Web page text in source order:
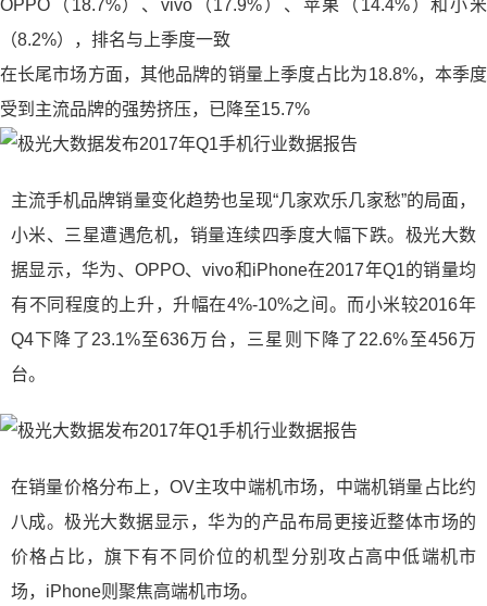
OPPO（18.7%）、vivo（17.9%）、苹果（14.4%）和小米
（8.2%），排名与上季度一致
在长尾市场方面，其他品牌的销量上季度占比为18.8%，本季度
受到主流品牌的强势挤压，已降至15.7%
主流手机品牌销量变化趋势也呈现“几家欢乐几家愁”的局面，
小米、三星遭遇危机，销量连续四季度大幅下跌。极光大数
据显示，华为、OPPO、vivo和iPhone在2017年Q1的销量均
有不同程度的上升，升幅在4%-10%之间。而小米较2016年
Q4下降了23.1%至636万台，三星则下降了22.6%至456万
台。
在销量价格分布上，OV主攻中端机市场，中端机销量占比约
八成。极光大数据显示，华为的产品布局更接近整体市场的
价格占比，旗下有不同价位的机型分别攻占高中低端机市
场，iPhone则聚焦高端机市场。